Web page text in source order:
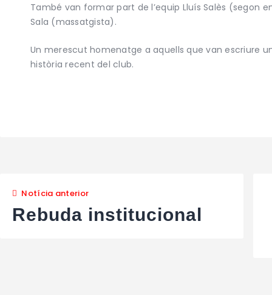
També van formar part de l’equip Lluís Salès (segon
Sala (massatgista).
Un merescut homenatge a aquells que van escriure
història recent del club.
Notícia anterior
Rebuda institucional